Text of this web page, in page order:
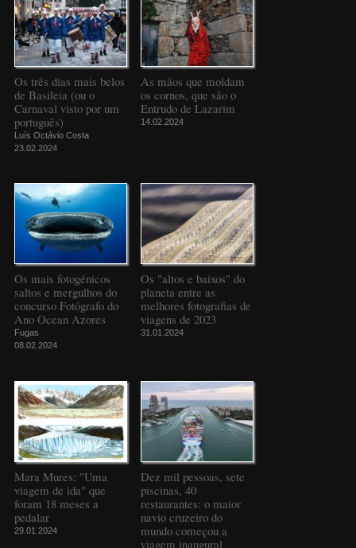
Os três dias mais belos
de Basileia (ou o
Carnaval visto por um
português)
Luís Octávio Costa
23.02.2024
As mãos que moldam
os cornos, que são o
Entrudo de Lazarim
14.02.2024
Os mais fotogénicos
saltos e mergulhos do
concurso Fotógrafo do
Ano Ocean Azores
Fugas
08.02.2024
Os "altos e baixos" do
planeta entre as
melhores fotografias de
viagens de 2023
31.01.2024
Mara Mures: "Uma
viagem de ida" que
foram 18 meses a
pedalar
29.01.2024
Dez mil pessoas, sete
piscinas, 40
restaurantes: o maior
navio cruzeiro do
mundo começou a
viagem inaugural